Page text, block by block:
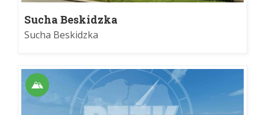
Sucha Beskidzka
Sucha Beskidzka